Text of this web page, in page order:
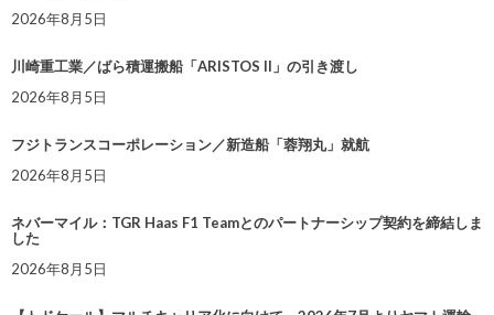
2026年8月5日
川崎重工業／ばら積運搬船「ARISTOS II」の引き渡し
2026年8月5日
フジトランスコーポレーション／新造船「蓉翔丸」就航
2026年8月5日
ネバーマイル：TGR Haas F1 Teamとのパートナーシップ契約を締結しま
した
2026年8月5日